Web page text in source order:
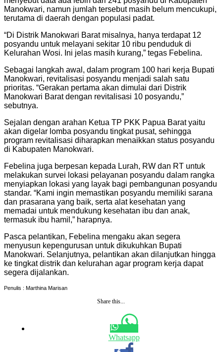
Manokwari, namun jumlah tersebut masih belum mencukupi,
terutama di daerah dengan populasi padat.
“Di Distrik Manokwari Barat misalnya, hanya terdapat 12
posyandu untuk melayani sekitar 10 ribu penduduk di
Kelurahan Wosi. Ini jelas masih kurang,” tegas Febelina.
Sebagai langkah awal, dalam program 100 hari kerja Bupati
Manokwari, revitalisasi posyandu menjadi salah satu
prioritas. “Gerakan pertama akan dimulai dari Distrik
Manokwari Barat dengan revitalisasi 10 posyandu,”
sebutnya.
Sejalan dengan arahan Ketua TP PKK Papua Barat yaitu
akan digelar lomba posyandu tingkat pusat, sehingga
program revitalisasi diharapkan menaikkan status posyandu
di Kabupaten Manokwari.
Febelina juga berpesan kepada Lurah, RW dan RT untuk
melakukan survei lokasi pelayanan posyandu dalam rangka
menyiapkan lokasi yang layak bagi pembangunan posyandu
standar. “Kami ingin memastikan posyandu memiliki sarana
dan prasarana yang baik, serta alat kesehatan yang
memadai untuk mendukung kesehatan ibu dan anak,
termasuk ibu hamil,” harapnya.
Pasca pelantikan, Febelina mengaku akan segera
menyusun kepengurusan untuk dikukuhkan Bupati
Manokwari. Selanjutnya, pelantikan akan dilanjutkan hingga
ke tingkat distrik dan kelurahan agar program kerja dapat
segera dijalankan.
Penulis : Marthina Marisan
Share this...
Whatsapp